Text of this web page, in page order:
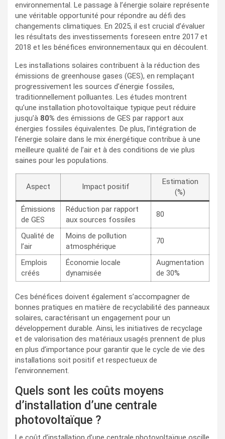
environnemental. Le passage à l’énergie solaire représente
une véritable opportunité pour répondre au défi des
changements climatiques. En 2025, il est crucial d’évaluer
les résultats des investissements foreseen entre 2017 et
2018 et les bénéfices environnementaux qui en découlent.
Les installations solaires contribuent à la réduction des
émissions de greenhouse gases (GES), en remplaçant
progressivement les sources d’énergie fossiles,
traditionnellement polluantes. Les études montrent
qu’une installation photovoltaïque typique peut réduire
jusqu’à 80% des émissions de GES par rapport aux
énergies fossiles équivalentes. De plus, l’intégration de
l’énergie solaire dans le mix énergétique contribue à une
meilleure qualité de l’air et à des conditions de vie plus
saines pour les populations.
Aspect Impact positif
Estimation
(%)
Émissions
de GES
Réduction par rapport
aux sources fossiles
80
Qualité de
l’air
Moins de pollution
atmosphérique
70
Emplois
créés
Économie locale
dynamisée
Augmentation
de 30%
Ces bénéfices doivent également s’accompagner de
bonnes pratiques en matière de recyclabilité des panneaux
solaires, caractérisant un engagement pour un
développement durable. Ainsi, les initiatives de recyclage
et de valorisation des matériaux usagés prennent de plus
en plus d’importance pour garantir que le cycle de vie des
installations soit positif et respectueux de
l’environnement.
Quels sont les coûts moyens
d’installation d’une centrale
photovoltaïque ?